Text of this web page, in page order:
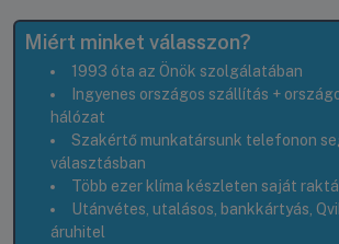
Miért minket válasszon?
1993 óta az Önök szolgálatában
Ingyenes országos szállítás +
hálózat
Szakértő munkatársunk telefonon
választásban
Több ezer klíma készleten saját
Utánvétes, utalásos, bankkártyás,
áruhitel